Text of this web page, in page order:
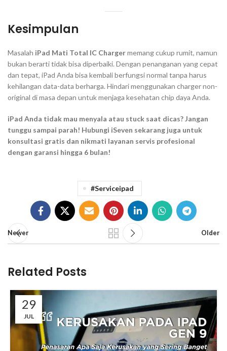
Kesimpulan
Masalah iPad Mati Total IC Chargermemang cukup rumit, namun
bukan berarti tidak bisa diperbaiki. Dengan penanganan yang cepat
dan tepat, iPad Anda bisa kembali berfungsi normal tanpa harus
kehilangan data-data berharga. Hindari menggunakan charger non-
original di masa depan untuk menjaga kesehatan chip daya Anda.
iPad Anda tidak mau menyala atau stuck saat dicas? Jangan
tunggu sampai parah! Hubungi iSeven sekarang juga untuk
konsultasi gratis dan nikmati layanan servis profesional
dengan garansi hingga 6 bulan!
#serviceipad
Newer Older
Related Posts
29
JUL